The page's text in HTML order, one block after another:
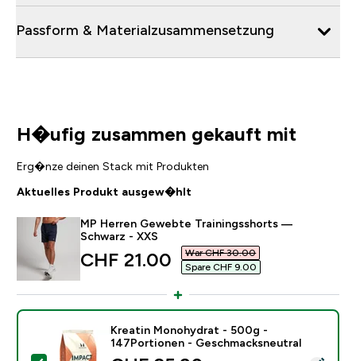
Passform & Materialzusammensetzung
H�ufig zusammen gekauft mit
Erg�nze deinen Stack mit Produkten
Aktuelles Produkt ausgew�hlt
MP Herren Gewebte Trainingsshorts —
Schwarz - XXS
discounted price
CHF 21.00‎
War CHF 30.00‎
Spare CHF 9.00‎
Kreatin Monohydrat - 500g -
147Portionen - Geschmacksneutral